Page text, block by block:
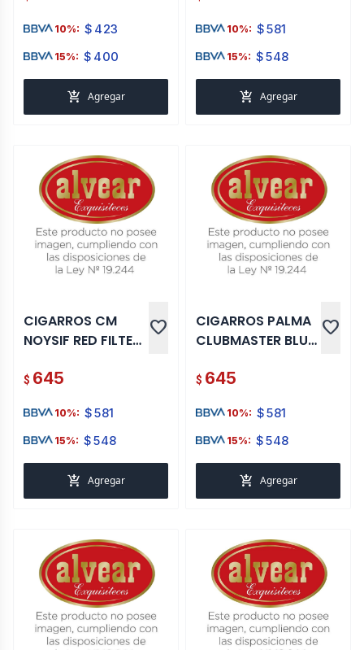
10%: $ 423
15%: $ 400
add_shopping_cart Agregar
10%: $581
15%: $548
add_shopping_cart Agregar
CIGARROS CM
NOYSIF RED FILTER
favorite
$ 645
10%: $581
15%: $548
add_shopping_cart Agregar
CIGARROS PALMA
CLUBMASTER BLUE
favorite
$ 645
10%: $581
15%: $548
add_shopping_cart Agregar